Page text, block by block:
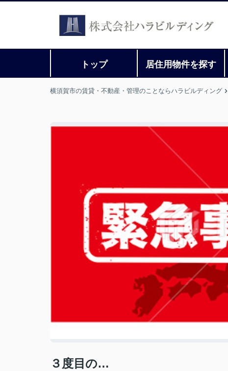
トップ 居住用物件を探す
横須賀市の賃貸・不動産・管理のことならハラビルディング
３度目の…